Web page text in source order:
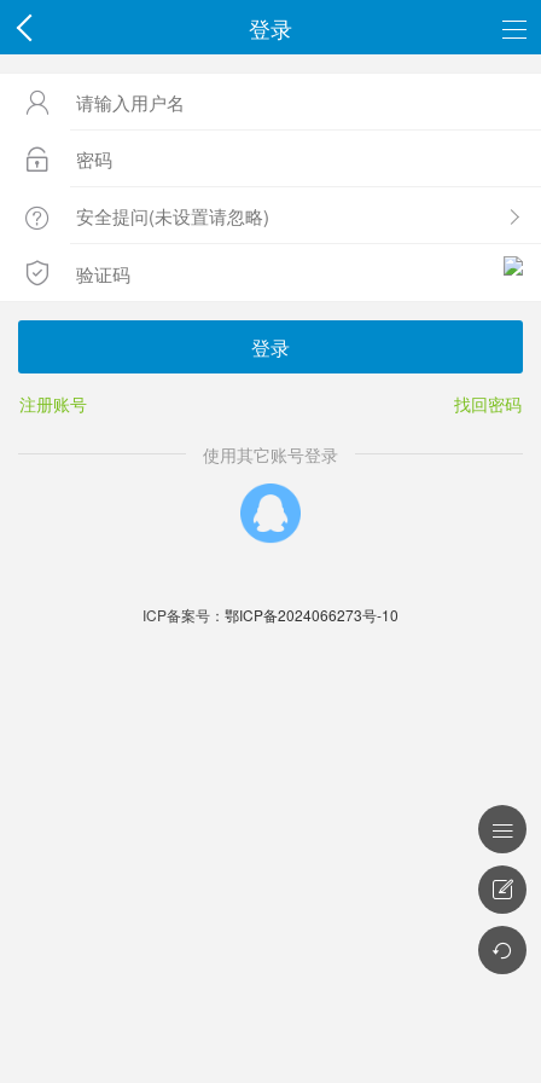
登录




登录
注册账号 找回密码
使用其它账号登录
ICP备案号： 鄂ICP备2024066273号-10


